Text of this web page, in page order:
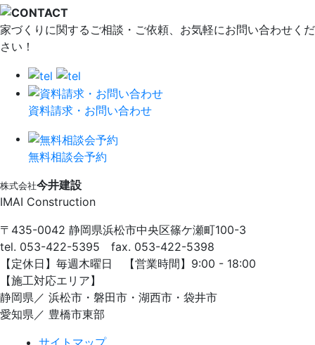
家づくりに関するご相談・ご依頼、お気軽にお問い合わせくだ
さい！
資料請求・お問い合わせ
無料相談会予約
株式会社今井建設
IMAI Construction
〒435-0042 静岡県浜松市中央区篠ケ瀬町100-3
tel. 053-422-5395 fax. 053-422-5398
【定休⽇】毎週⽊曜⽇ 【営業時間】9:00 - 18:00
【施⼯対応エリア】
静岡県／ 浜松市・磐⽥市・湖⻄市・袋井市
愛知県／ 豊橋市東部
サイトマップ